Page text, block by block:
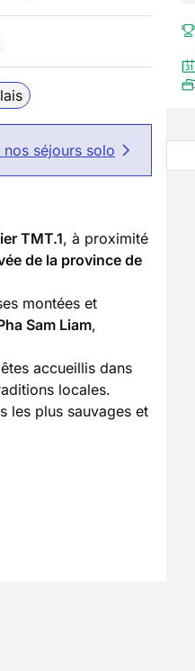
nos séjours solo
TMT.1, à proximité
de la province de
montées et
Sam Liam,
accueillis dans
locales.
les plus sauvages et